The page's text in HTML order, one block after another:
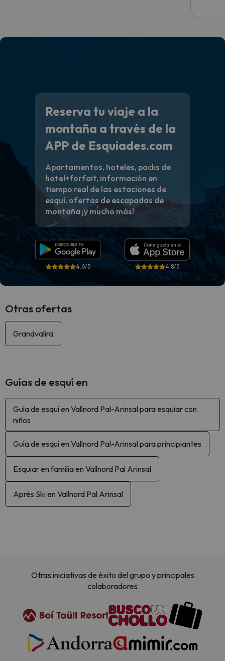
Reserva tu viaje a la
montaña a través de la
APP de Esquiades.com
Apartamentos, hoteles, packs de
hotel+forfait, información en
tiempo real de las estaciones de
esquí, ofertas de escapadas de
montaña ¡y mucho más!
4.6/5 4.8/5
Otras ofertas
Grandvalira
Guías de esquí en
Guía de esquí en Vallnord Pal-Arinsal para esquiar con
niños
Guía de esquí en Vallnord Pal-Arinsal para principiantes
Esquiar en familia en Vallnord Pal Arinsal
Après Ski en Vallnord Pal Arinsal
Otras iniciativas de éxito del grupo y principales
colaboradores